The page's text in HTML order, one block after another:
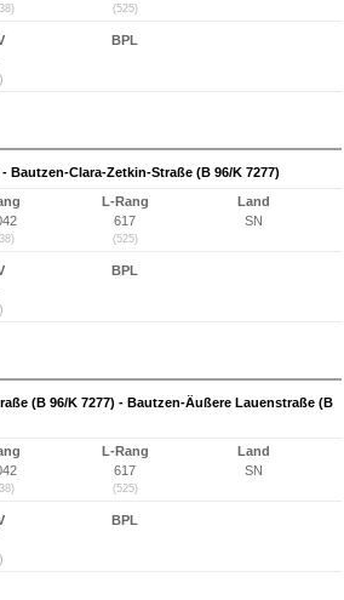
(525)
BPL
Bautzen-Clara-Zetkin-Straße (B 96/K 7277)
L-Rang
617
(525)
Land
SN
BPL
(B 96/K 7277) - Bautzen-Äußere Lauenstraße (B
L-Rang
617
(525)
Land
SN
BPL